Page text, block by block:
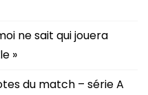
ne sait qui jouera
»
du match – série A